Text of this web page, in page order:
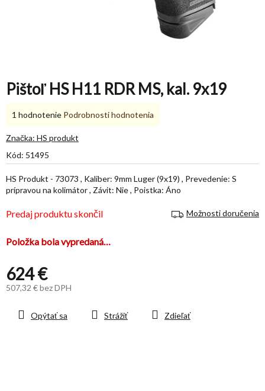
Pištoľ HS H11 RDR MS, kal. 9x19
Kód: 51495
624 €
507,32 € bez DPH
Predaj produktu skončil Možnosti doručenia
Položka bola vypredaná…
HS Produkt - 73073 , Kaliber: 9mm Luger (9x19) , Prevedenie: S
prípravou na kolimátor , Závit: Nie , Poistka: Áno
Opýtať sa Strážiť Zdieľať
Priemerné
produktu
5,0
5
hviezdičiek.
1 hodnotenie Podrobnosti hodnotenia
Značka: HS produkt